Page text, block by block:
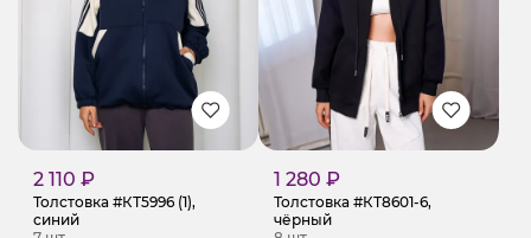
2 110 ₽
Толстовка #КТ5996 (1),
синий
1 280 ₽
Толстовка #КТ8601-6,
чёрный